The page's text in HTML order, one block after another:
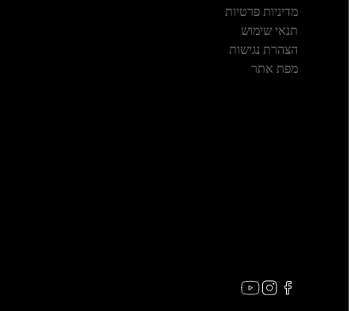
מדיניות פרטיות
תנאי שימוש
הצהרת נגישות
מפת אתר